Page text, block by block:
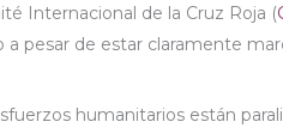
Internacional de la Cruz Roja (
a pesar de estar claramente
humanitarios están